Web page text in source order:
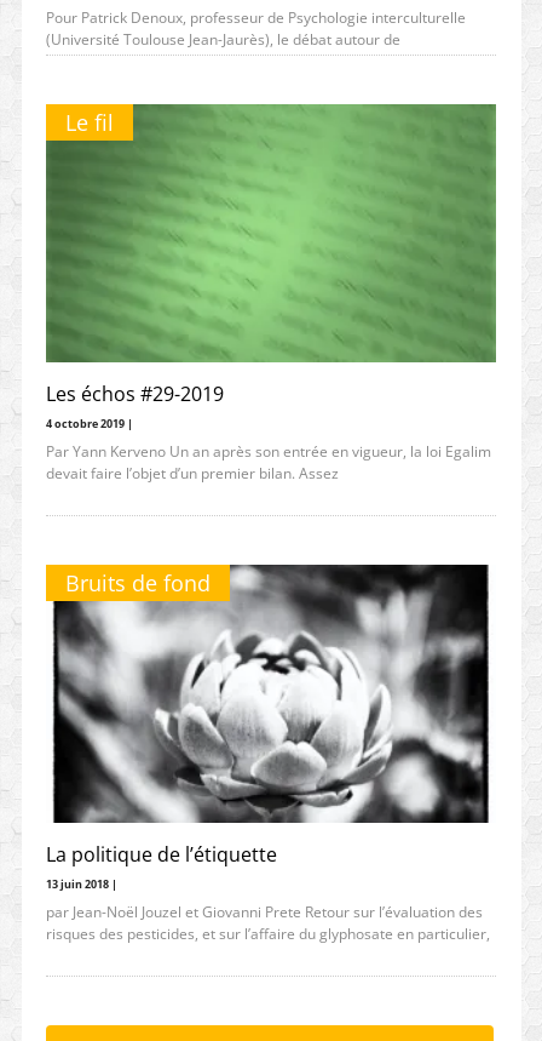
Pour Patrick Denoux, professeur de Psychologie interculturelle
(Université Toulouse Jean-Jaurès), le débat autour de
l’hydroxychloroquine a mis à jour un
Le fil
Les échos #29-2019
4 octobre 2019 |
Par Yann Kerveno Un an après son entrée en vigueur, la loi Egalim
devait faire l’objet d’un premier bilan. Assez
Bruits de fond
La politique de l’étiquette
13 juin 2018 |
par Jean-Noël Jouzel et Giovanni Prete Retour sur l’évaluation des
risques des pesticides, et sur l’affaire du glyphosate en particulier,